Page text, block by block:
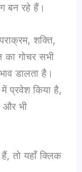
बन रहे हैं।
शक्ति,
का गोचर सभी
डालता है।
प्रवेश किया है,
और भी
हैं, तो यहाँ क्लिक